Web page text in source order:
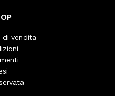
di vendita